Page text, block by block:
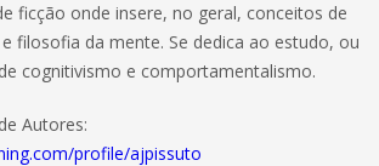
ficção onde insere, no geral, conceitos de
filosofia da mente. Se dedica ao estudo, ou
cognitivismo e comportamentalismo.
Autores:
profile/ajpissuto